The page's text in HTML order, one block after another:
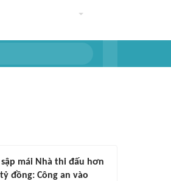
sập mái Nhà thi đấu hơn
đồng: Công an vào